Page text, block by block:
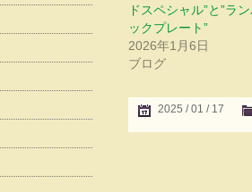
ドスペシャル”と”ラ
ックプレート”
2026年1月6日
ブログ
2025 / 01 / 17